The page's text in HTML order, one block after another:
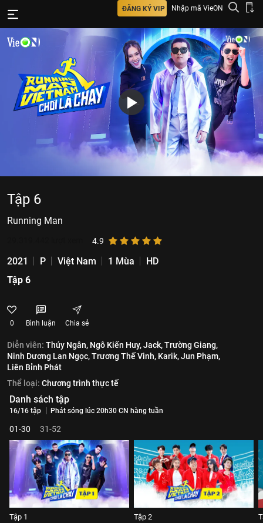
ĐĂNG KÝ VIP Nhập mã VieON
Tập 6
Running Man
4.9
2021 P Việt Nam 1 Mùa
HD
Tập 6
0 Bình luận Chia sẻ
Diễn viên: Thúy Ngân, Ngô Kiến Huy,Jack,Trường Giang,
Ninh Dương Lan Ngọc,Trương Thế Vinh, Karik,Jun Phạm,
Liên Bỉnh Phát
Thể loại: Chương trình thực tế
Danh sách tập
16/16 tập Phát sóng lúc 20h30 CN hàng tuần
01-30 31-52
Tập 1 Tập 2